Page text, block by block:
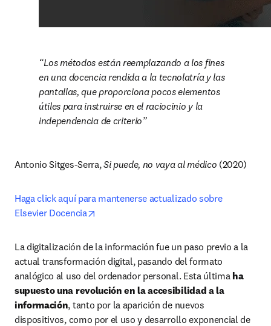
Los métodos están reemplazando a los fines
en una docencia rendida a la tecnolatría y las
pantallas, que proporciona pocos elementos
útiles para instruirse en el raciocinio y la
independencia de criterio
Antonio Sitges-Serra, Si puede, no vaya al médico (2020)
Haga click aquí para mantenerse actualizado sobre
Elsevier Docencia
La digitalización de la información fue un paso previo a la
actual transformación digital, pasando del formato
analógico al uso del ordenador personal. Esta última ha
supuesto una revolución en la accesibilidad a la
información, tanto por la aparición de nuevos
dispositivos, como por el uso y desarrollo exponencial de